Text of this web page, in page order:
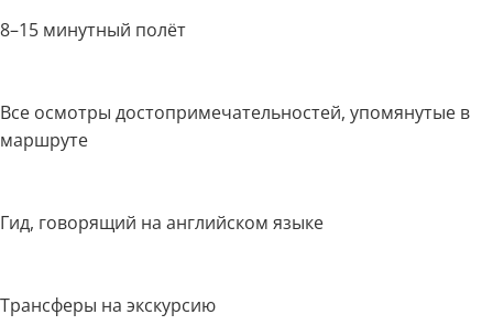
8–15 минутный полёт
Все осмотры достопримечательностей, упомянутые в
маршруте
Гид, говорящий на английском языке
Трансферы на экскурсию